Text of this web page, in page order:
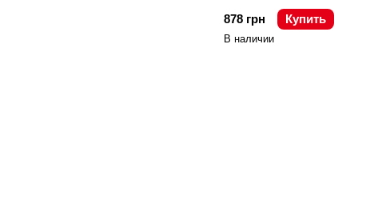
878 грн
Купить
В наличии